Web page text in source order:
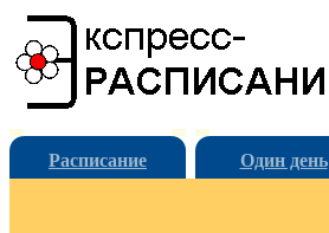
Расписание Один день